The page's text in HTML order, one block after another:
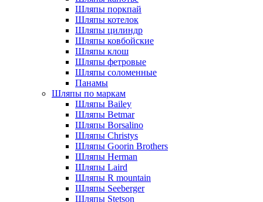
Шляпы поркпай
Шляпы котелок
Шляпы цилиндр
Шляпы ковбойские
Шляпы клош
Шляпы фетровые
Шляпы соломенные
Панамы
Шляпы по маркам
Шляпы Bailey
Шляпы Betmar
Шляпы Borsalino
Шляпы Christys
Шляпы Goorin Brothers
Шляпы Herman
Шляпы Laird
Шляпы R mountain
Шляпы Seeberger
Шляпы Stetson